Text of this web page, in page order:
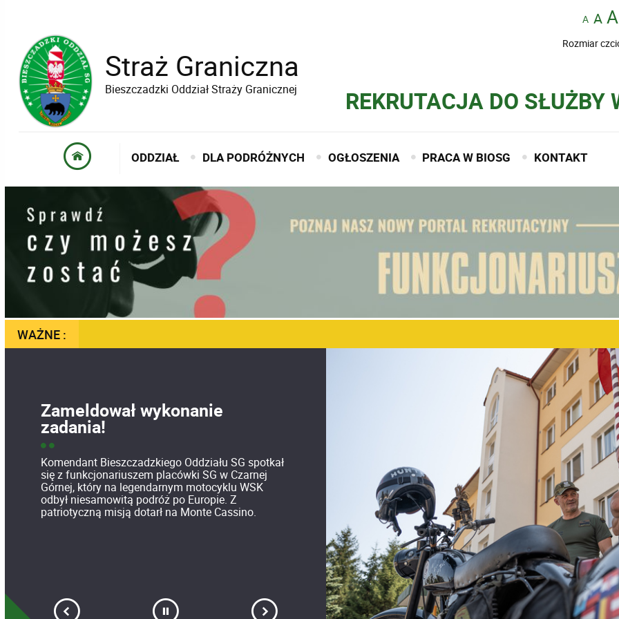
Straż Graniczna
Bieszczadzki Oddział Straży Granicznej
Rozmiar
REKRUTACJA DO SŁUŻBY
ODDZIAŁ DLA PODRÓŻNYCH OGŁOSZENIA PRACA W BIOSG KONTAKT
WAŻNE :
Zameldował wykonanie
zadania!
Komendant Bieszczadzkiego Oddziału SG spotkał
się z funkcjonariuszem placówki SG w Czarnej
Górnej, który na legendarnym motocyklu WSK
odbył niesamowitą podróż po Europie. Z
patriotyczną misją dotarł na Monte Cassino.